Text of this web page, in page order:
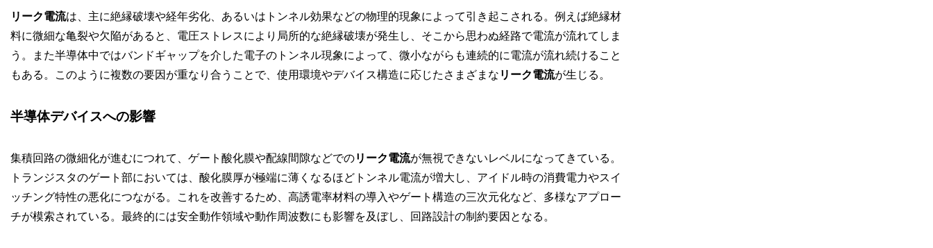
リーク電流は、主に絶縁破壊や経年劣化、あるいはトンネル効果などの物理的現象によって引き起こされる。例えば絶縁材
料に微細な亀裂や欠陥があると、電圧ストレスにより局所的な絶縁破壊が発生し、そこから思わぬ経路で電流が流れてしま
う。また半導体中ではバンドギャップを介した電子のトンネル現象によって、微小ながらも連続的に電流が流れ続けること
もある。このように複数の要因が重なり合うことで、使用環境やデバイス構造に応じたさまざまな リーク電流が生じる。
半導体デバイスへの影響
集積回路の微細化が進むにつれて、ゲート酸化膜や配線間隙などでのリーク電流が無視できないレベルになってきている。
トランジスタのゲート部においては、酸化膜厚が極端に薄くなるほどトンネル電流が増大し、アイドル時の消費電力やスイ
ッチング特性の悪化につながる。これを改善するため、高誘電率材料の導入やゲート構造の三次元化など、多様なアプロー
チが模索されている。最終的には安全動作領域や動作周波数にも影響を及ぼし、回路設計の制約要因となる。